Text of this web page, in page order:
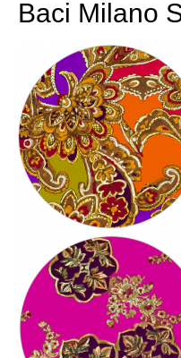
Baci Milano